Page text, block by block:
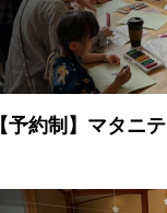
【予約制】マタニ